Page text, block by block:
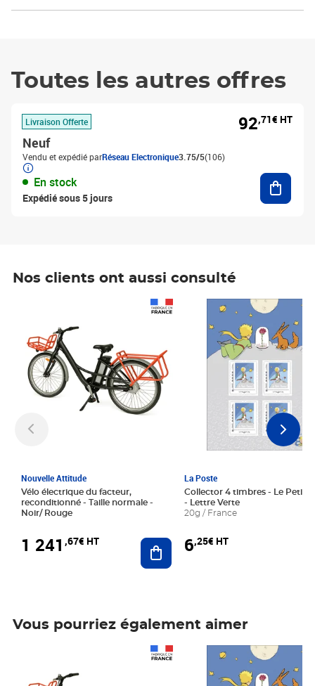
Toutes les autres offres
Livraison Offerte
Neuf
Vendu et expédié parRéseau Electronique3.75/5(106)
En stock
Expédié sous 5 jours
92,71€ HT
Nos clients ont aussi consulté
Nouvelle Attitude
Vélo électrique du facteur,
reconditionné - Taille normale -
Noir/ Rouge
1 241 ,67€ HT Ajouter au panier
La Poste
Collector 4 timbres - Le Petit
- Lettre Verte
20g / France
6,25€ HT
Prix 6,25€ HT
Vous pourriez également aimer
Prix 6,25€ HT